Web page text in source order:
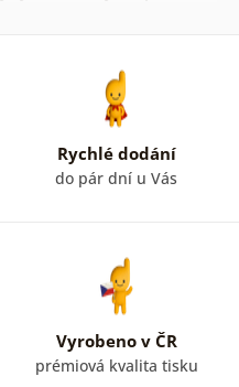
, páry a také ženské rty.
dodají vašemu interiéru
na zeď s lidmi ve
prostřednictvím obrazů
Rychlé dodání
do pár dní u Vás
Vyrobeno v ČR
prémiová kvalita tisku